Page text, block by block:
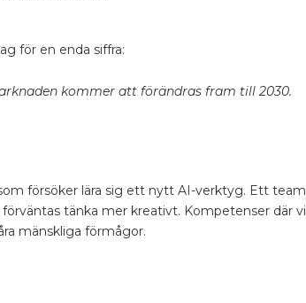
för en enda siffra:
kommer att förändras fram till 2030.
försöker lära sig ett nytt AI-verktyg. Ett team
tänka mer kreativt. Kompetenser där vi
mänskliga förmågor.